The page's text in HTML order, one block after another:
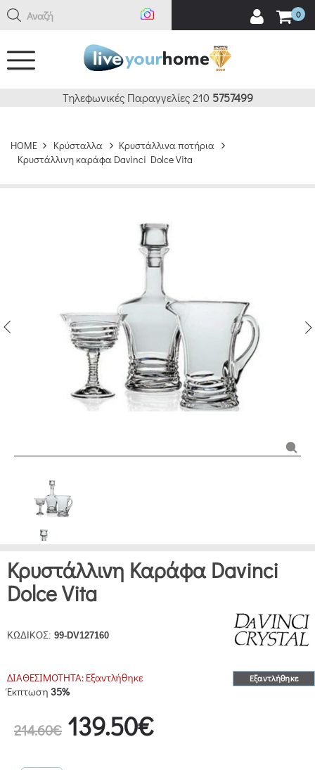
Αναζήτη 0
Τηλεφωνικές Παραγγελίες 210 5757499
HOME Κρύσταλλα
Κρυστάλλινα ποτήρια
Κρυστάλλινη καράφα Davinci Dolce Vita
Κρυστάλλινη Καράφα Davinci
Dolce Vita
ΚΩΔΙΚΟΣ: 99-DV127160
Εξαντλήθηκε
ΔΙΑΘΕΣΙΜΟΤΗΤΑ: Εξαντλήθηκε
Έκπτωση 35%
214.60€ 139.50€